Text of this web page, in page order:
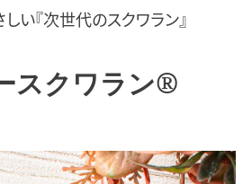
い『次世代のスクワラン』
スクワラン®